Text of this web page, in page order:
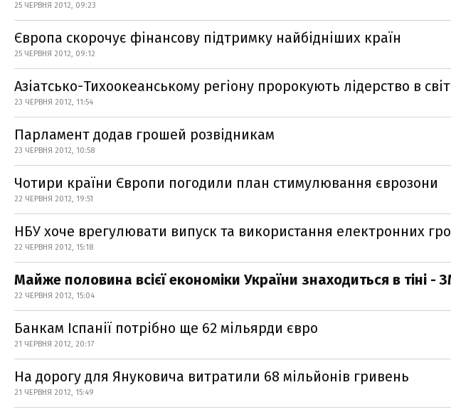
25 ЧЕРВНЯ 2012, 09:23
Європа скорочує фінансову підтримку найбідніших країн
25 ЧЕРВНЯ 2012, 09:12
Азіатсько-Тихоокеанському регіону пророкують лідерство в
23 ЧЕРВНЯ 2012, 11:54
Парламент додав грошей розвідникам
23 ЧЕРВНЯ 2012, 10:58
Чотири країни Європи погодили план стимулювання єврозони
22 ЧЕРВНЯ 2012, 19:51
НБУ хоче врегулювати випуск та використання електронних
22 ЧЕРВНЯ 2012, 15:18
Майже половина всієї економіки України знаходиться в тіні -
22 ЧЕРВНЯ 2012, 15:04
Банкам Іспанії потрібно ще 62 мільярди євро
21 ЧЕРВНЯ 2012, 20:17
На дорогу для Януковича витратили 68 мільйонів гривень
21 ЧЕРВНЯ 2012, 15:49